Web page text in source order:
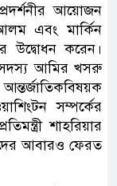
আয়োজন
আলম এবং মার্কিন
উদ্বোধন করেন।
সদস্য আমির খসরু
সম্পর্কের
শাহরিয়ার
আবারও ফেরত